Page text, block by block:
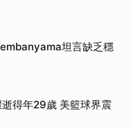
坦言缺乏穩
得年29歲 美籃球界震